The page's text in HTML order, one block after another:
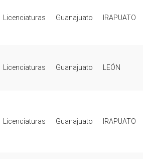
Licenciaturas Guanajuato IRAPUATO
Licenciaturas Guanajuato LEÓN
Licenciaturas Guanajuato IRAPUATO